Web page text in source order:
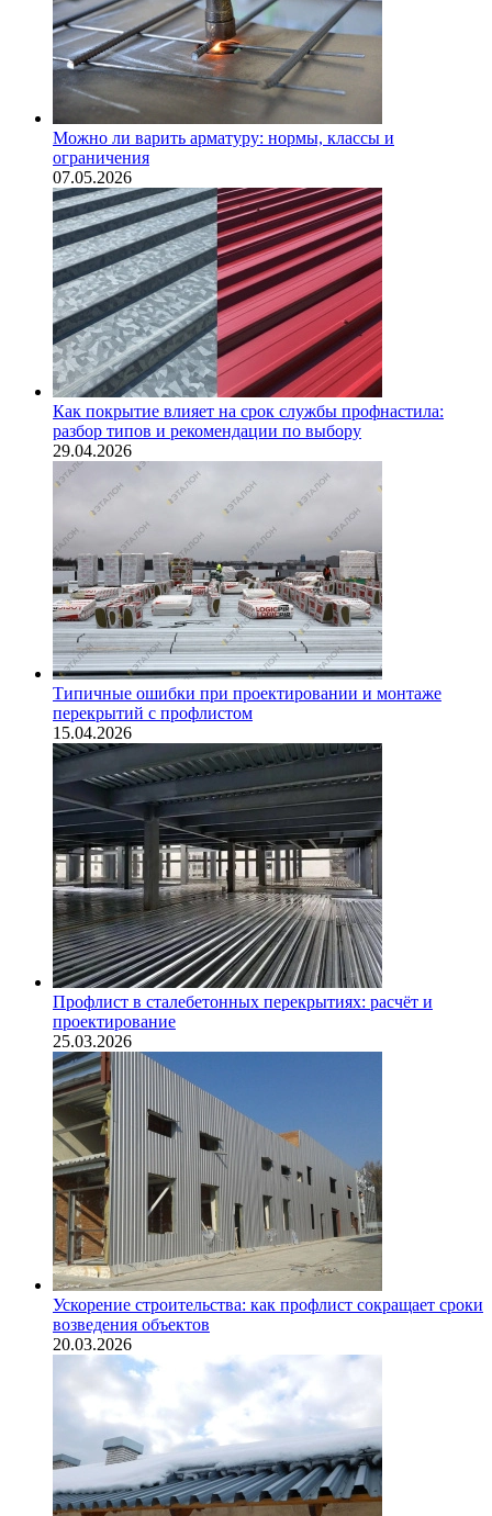
Можно ли варить арматуру: нормы, классы и
ограничения
07.05.2026
Как покрытие влияет на срок службы профнастила:
разбор типов и рекомендации по выбору
29.04.2026
Типичные ошибки при проектировании и монтаже
перекрытий с профлистом
15.04.2026
Профлист в сталебетонных перекрытиях: расчёт и
проектирование
25.03.2026
Ускорение строительства: как профлист сокращает сроки
возведения объектов
20.03.2026